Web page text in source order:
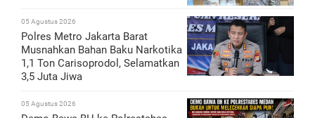
05 Agustus 2026
Polres Metro Jakarta Barat
Musnahkan Bahan Baku Narkotika
1,1 Ton Carisoprodol, Selamatkan
3,5 Juta Jiwa
05 Agustus 2026